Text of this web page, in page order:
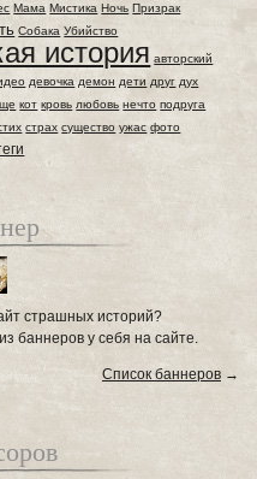
Мама Мистика Ночь Призрак
Собака Убийство
история авторский
девочка демон дети друг дух
кот кровь любовь нечто подруга
страх существо ужас фото
страшных историй?
баннеров у себя на сайте.
Список баннеров →